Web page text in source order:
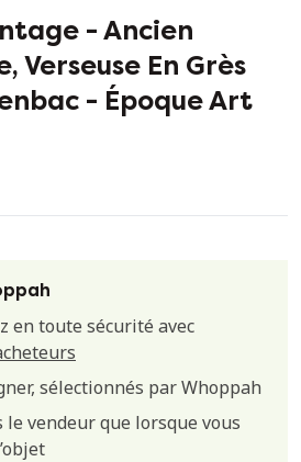
- Ancien
Verseuse En Grès
- Époque Art
en toute sécurité avec
sélectionnés par Whoppah
le vendeur que lorsque vous